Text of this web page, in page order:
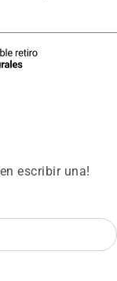
escribir una!